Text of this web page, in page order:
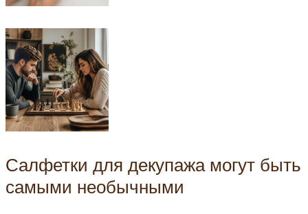
Салфетки для декупажа могут быть
самыми необычными